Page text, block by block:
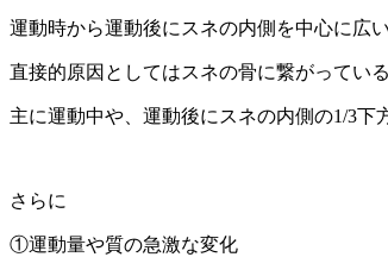
運動時から運動後にスネの内側を中心に広
直接的原因としてはスネの骨に繋がってい
主に運動中や、運動後にスネの内側の1/3下
さらに
①運動量や質の急激な変化